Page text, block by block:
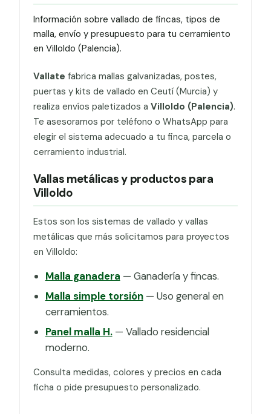
Información sobre vallado de fincas, tipos de
malla, envío y presupuesto para tu cerramiento
en Villoldo (Palencia).
Vallate fabrica mallas galvanizadas, postes,
puertas y kits de vallado en Ceutí (Murcia) y
realiza envíos paletizados a Villoldo (Palencia).
Te asesoramos por teléfono o WhatsApp para
elegir el sistema adecuado a tu finca, parcela o
cerramiento industrial.
Vallas metálicas y productos para
Villoldo
Estos son los sistemas de vallado y vallas
metálicas que más solicitamos para proyectos
en Villoldo:
Malla ganadera — Ganadería y fincas.
Malla simple torsión— Uso general en
cerramientos.
Panel malla H.— Vallado residencial
moderno.
Consulta medidas, colores y precios en cada
ficha o pide presupuesto personalizado.